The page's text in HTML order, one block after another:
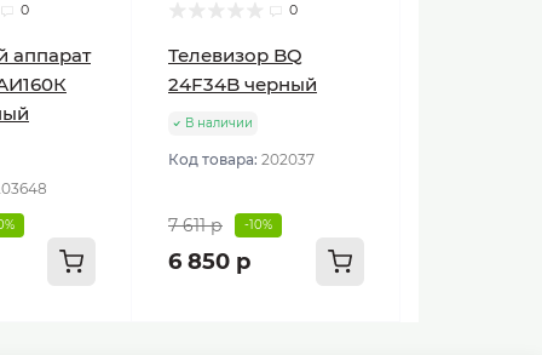
0
аппарат
0
Телевизор BQ
24F34B черный
В наличии
Код товара: 202037
7 611 р -10%
6 850 р